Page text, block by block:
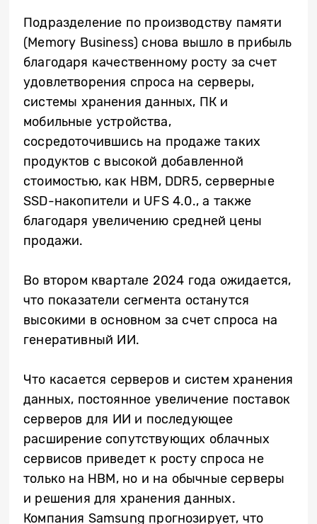
Подразделение по производству памяти
(Memory Business) снова вышло в прибыль
благодаря качественному росту за счет
удовлетворения спроса на серверы,
системы хранения данных, ПК и
мобильные устройства,
сосредоточившись на продаже таких
продуктов с высокой добавленной
стоимостью, как HBM, DDR5, серверные
SSD-накопители и UFS 4.0., а также
благодаря увеличению средней цены
продажи.
Во втором квартале 2024 года ожидается,
что показатели сегмента останутся
высокими в основном за счет спроса на
генеративный ИИ.
Что касается серверов и систем хранения
данных, постоянное увеличение поставок
серверов для ИИ и последующее
расширение сопутствующих облачных
сервисов приведет к росту спроса не
только на HBM, но и на обычные серверы
и решения для хранения данных.
Компания Samsung прогнозирует, что